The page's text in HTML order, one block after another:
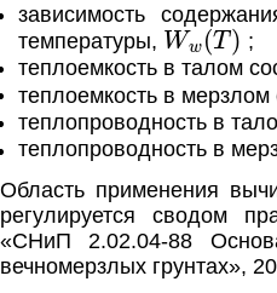
зависимость
температуры, Ww(T) ;
теплоемкость в талом
теплоемкость в мерзлом
теплопроводность в
теплопроводность в
Область применения
регулируется сводом
«СНиП 2.02.04-88
вечномерзлых грунтах»,